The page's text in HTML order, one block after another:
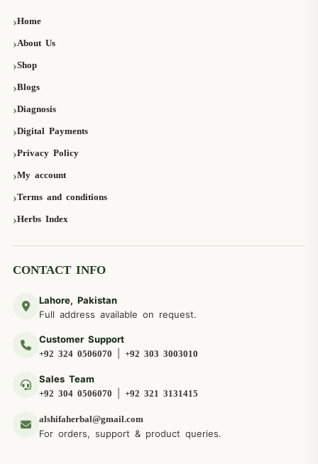
Home
About Us
Shop
Blogs
Diagnosis
Digital Payments
Privacy Policy
My account
Terms and conditions
Herbs Index
CONTACT INFO
Lahore, Pakistan
Full address available on request.
Customer Support
+92 324 0506070 +92 303 3003010
Sales Team
+92 304 0506070 +92 321 3131415
alshifaherbal@gmail.com
For orders, support & product queries.